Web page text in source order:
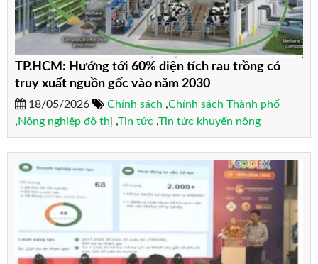
TP.HCM: Hướng tới 60% diện tích rau trồng có
truy xuất nguồn gốc vào năm 2030
18/05/2026 Chính sách ,Chính sách Thành phố
,Nông nghiệp đô thị ,Tin tức ,Tin tức khuyến nông